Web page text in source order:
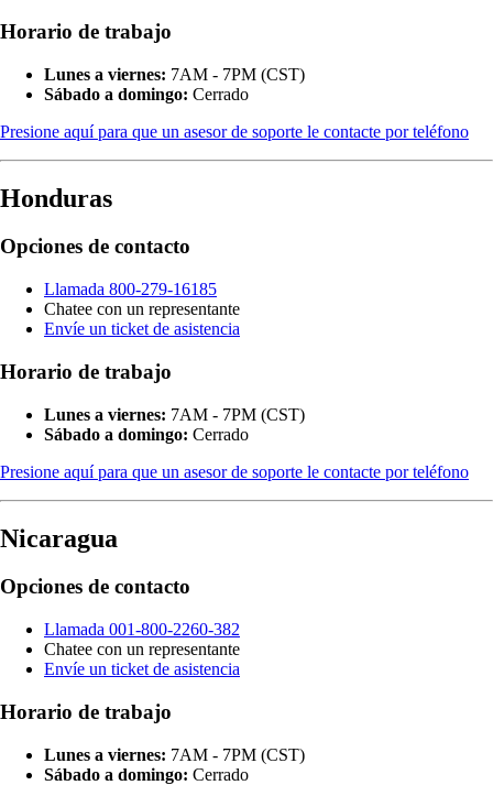
Horario de trabajo
Lunes a viernes: 7AM - 7PM (CST)
Sábado a domingo: Cerrado
Presione aquí para que un asesor de soporte le contacte por teléfono
Honduras
Opciones de contacto
Llamada 800-279-16185
Chatee con un representante
Envíe un ticket de asistencia
Horario de trabajo
Lunes a viernes: 7AM - 7PM (CST)
Sábado a domingo: Cerrado
Presione aquí para que un asesor de soporte le contacte por teléfono
Nicaragua
Opciones de contacto
Llamada 001-800-2260-382
Chatee con un representante
Envíe un ticket de asistencia
Horario de trabajo
Lunes a viernes: 7AM - 7PM (CST)
Sábado a domingo: Cerrado